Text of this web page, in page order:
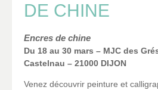
DE CHINE
Encres de chine
Du 18 au 30 mars – MJC des
Castelnau – 21000 DIJON
Venez découvrir peinture et